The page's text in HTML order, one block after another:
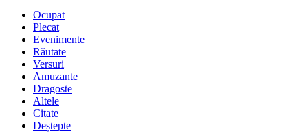
Ocupat
Plecat
Evenimente
Răutate
Versuri
Amuzante
Dragoste
Altele
Citate
Deștepte